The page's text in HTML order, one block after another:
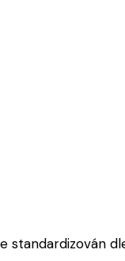
standardizován